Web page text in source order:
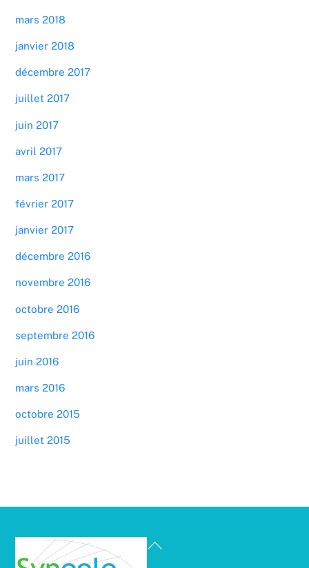
mars 2018
janvier 2018
décembre 2017
juillet 2017
juin 2017
avril 2017
mars 2017
février 2017
janvier 2017
décembre 2016
novembre 2016
octobre 2016
septembre 2016
juin 2016
mars 2016
octobre 2015
juillet 2015